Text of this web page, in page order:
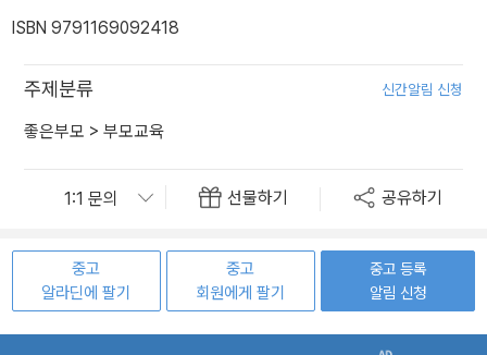
ISBN 9791169092418
주제분류 신간알림 신청
좋은부모 > 부모교육
선물하기 공유하기
중고
알라딘에 팔기
중고
회원에게 팔기
중고 등록
알림 신청